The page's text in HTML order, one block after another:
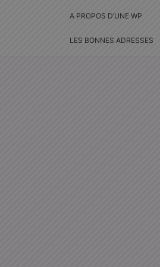
A PROPOS D’UNE WP
LES BONNES ADRESSES